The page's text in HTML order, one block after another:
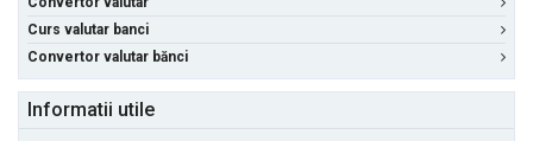
Curs valutar banci
Convertor valutar bănci
Informatii utile